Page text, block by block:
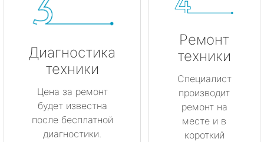
Диагностика
техники
Цена за ремонт
будет известна
после бесплатной
диагностики.
Ремонт
техники
Специалист
производит
ремонт на
месте и в
короткий